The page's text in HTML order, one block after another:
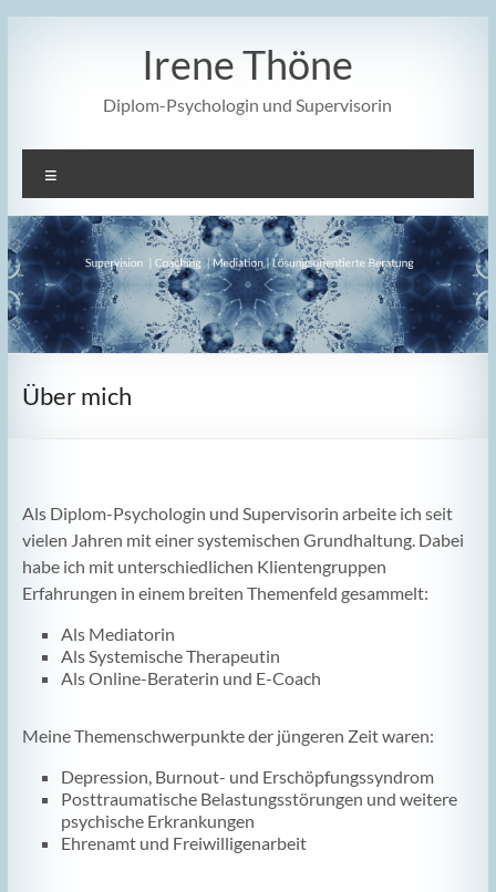
Irene Thöne
Diplom-Psychologin und Supervisorin
Über mich
Als Diplom-Psychologin und Supervisorin arbeite ich seit
vielen Jahren mit einer systemischen Grundhaltung. Dabei
habe ich mit unterschiedlichen Klientengruppen
Erfahrungen in einem breiten Themenfeld gesammelt:
Als Mediatorin
Als Systemische Therapeutin
Als Online-Beraterin und E-Coach
Meine Themenschwerpunkte der jüngeren Zeit waren:
Depression, Burnout- und Erschöpfungssyndrom
Posttraumatische Belastungsstörungen und weitere
psychische Erkrankungen
Ehrenamt und Freiwilligenarbeit